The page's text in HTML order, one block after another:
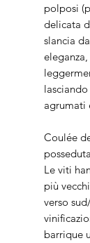
polposi
delicata
slancia
agrumati
Coulée
Le viti
più
verso
barrique